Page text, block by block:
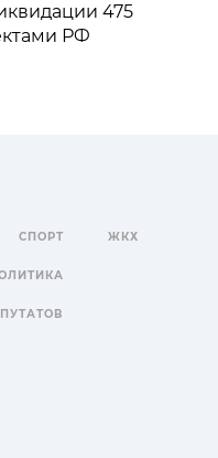
475
РФ
СПОРТ ЖКХ